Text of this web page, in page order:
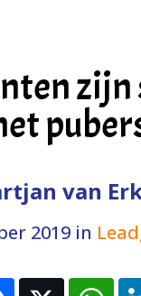
zijn
van
2019in